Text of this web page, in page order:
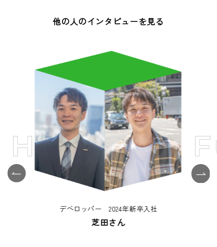
他の人のインタビューを見る
管理部門 2022年新卒入社
松下さん